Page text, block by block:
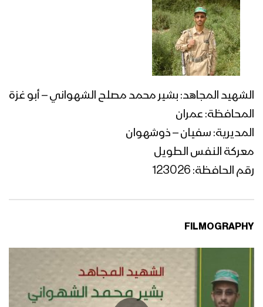
الشهيد المجاهد: بشير محمد مصلح الشهواني – أبو غزة
المحافظة: عمران
المديرية: سفيان – ذوشهوان
معركة النفس الطويل
رقم الحافظة: 123026
FILMOGRAPHY